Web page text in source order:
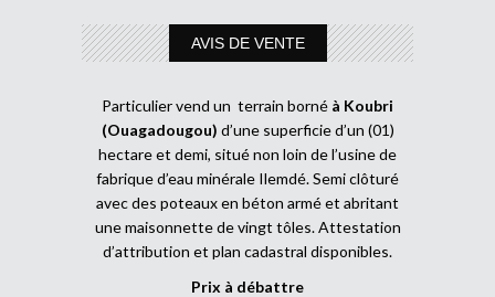
AVIS DE VENTE
Particulier vend un terrain borné à Koubri
(Ouagadougou) d’une superficie d’un (01)
hectare et demi, situé non loin de l’usine de
fabrique d’eau minérale Ilemdé. Semi clôturé
avec des poteaux en béton armé et abritant
une maisonnette de vingt tôles. Attestation
d’attribution et plan cadastral disponibles.
Prix à débattre